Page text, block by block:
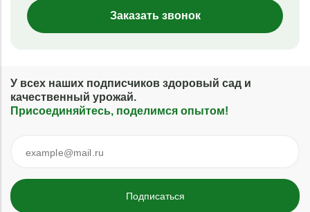
Заказать звонок
У всех наших подписчиков здоровый сад и
качественный урожай.
Присоединяйтесь, поделимся опытом!